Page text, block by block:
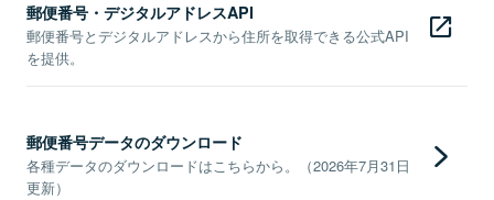
郵便番号・デジタルアドレスAPI
郵便番号とデジタルアドレスから住所を取得できる公式API
を提供。
郵便番号データのダウンロード
各種データのダウンロードはこちらから。（2026年7月31日
更新）